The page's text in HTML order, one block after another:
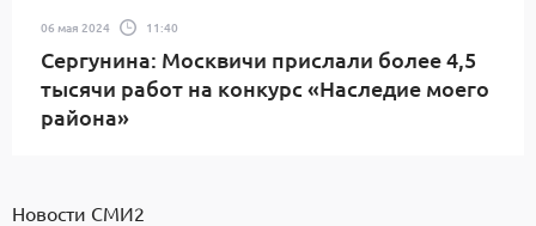
06 мая 2024 11:40
Сергунина: Москвичи прислали более 4,5
тысячи работ на конкурс «Наследие моего
района»
Новости СМИ2